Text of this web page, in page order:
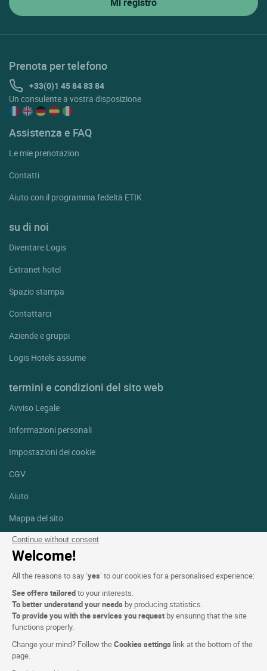
Continue without consent
Welcome!
All the reasons to say ‘yes’ to our cookies for a personalised experience:
See offers tailoredto your interests.
To better understand your needs by producing statistics.
To provide you with the services you request by ensuring that the site
functions properly.
Change your mind? Follow theCookies settings link at the bottom of the
page.
Prenota per telefono
+33(0)1 45 84 83 84
Un consulente a vostra disposizione
Assistenza e FAQ
Le mie prenotazion
Contatti
Aiuto con il programma fedeltà ETIK
su di noi
Diventare Logis
Extranet hotel
Spazio stampa
Contattarci
Aziende e gruppi
Logis Hotels assume
termini e condizioni del sito web
Avviso Legale
Informazioni personali
Impostazioni dei cookie
CGV
Aiuto
Mappa del sito
Crediti fotografici
Facebook
Instagram
Linkedin